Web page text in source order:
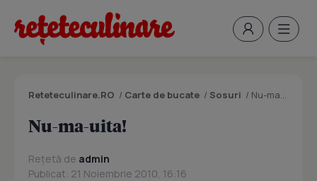
Reteteculinare.RO / Carte de bucate / Sosuri / Nu-ma-uita!
Nu-ma-uita!
Rețetă de admin
Publicat: 21 Noiembrie 2010, 16:16